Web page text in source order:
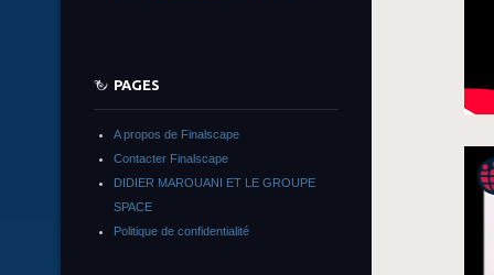
PAGES
A propos de Finalscape
Contacter Finalscape
DIDIER MAROUANI ET LE GROUPE
SPACE
Politique de confidentialité